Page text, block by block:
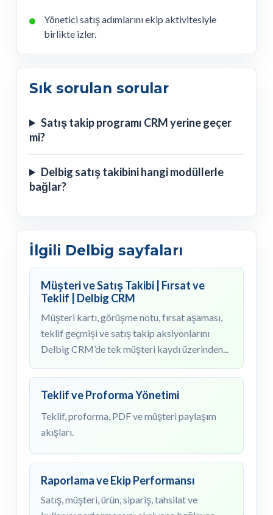
Yönetici satış adımlarını ekip aktivitesiyle
birlikte izler.
Sık sorulan sorular
Satış takip programı CRM yerine geçer
mi?
Delbig satış takibini hangi modüllerle
bağlar?
İlgili Delbig sayfaları
Müşteri ve Satış Takibi | Fırsat ve
Teklif | Delbig CRM
Müşteri kartı, görüşme notu, fırsat aşaması,
teklif geçmişi ve satış takip aksiyonlarını
Delbig CRM’de tek müşteri kaydı üzerinden...
Teklif ve Proforma Yönetimi
Teklif, proforma, PDF ve müşteri paylaşım
akışları.
Raporlama ve Ekip Performansı
Satış, müşteri, ürün, sipariş, tahsilat ve